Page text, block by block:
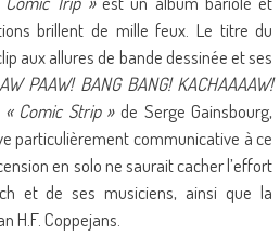
brillent de mille feux. Le titre du
aux allures de bande dessinée et ses
PAAW! BANG BANG! KACHAAAAW!
« Comic Strip »de Serge Gainsbourg,
particulièrement communicative à ce
en solo ne saurait cacher l’effort
et de ses musiciens, ainsi que la
H.F. Coppejans.